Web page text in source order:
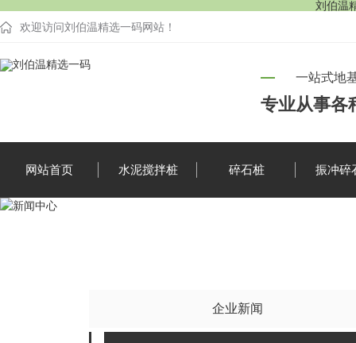
刘伯温
欢迎访问刘伯温精选一码网站！
一站式地
专业从事各
网站首页 水泥搅拌桩 碎石桩 振冲碎
企业新闻